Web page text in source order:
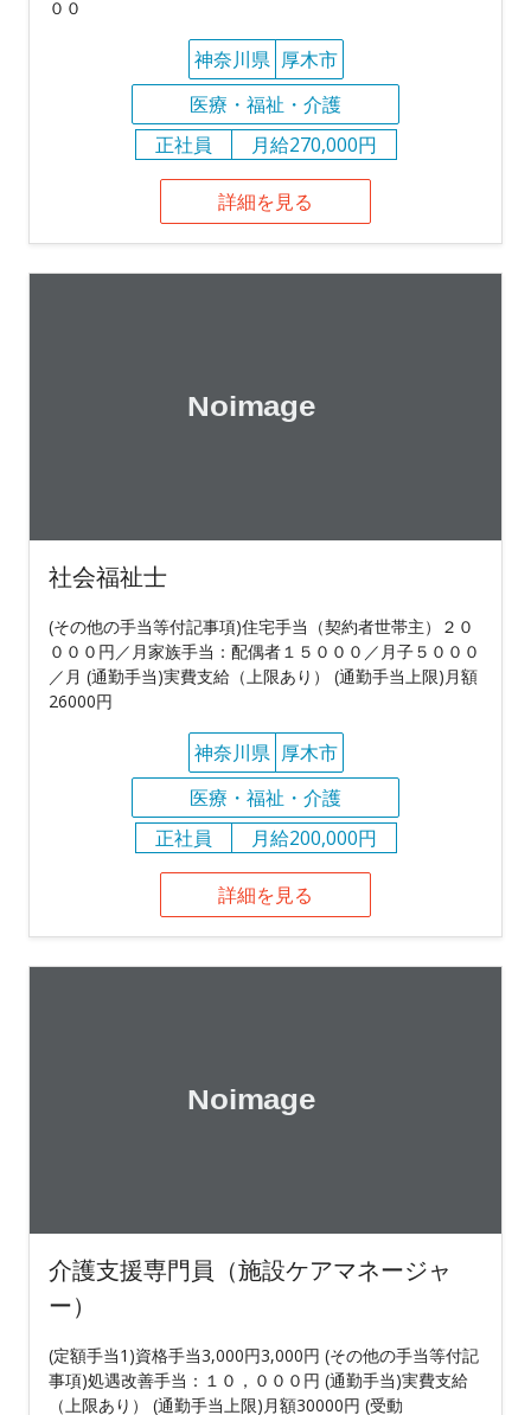
００
神奈川県 厚木市
医療・福祉・介護
正社員
月給270,000円
詳細を見る
社会福祉士
(その他の手当等付記事項)住宅手当（契約者世帯主）２０
０００円／月家族手当：配偶者１５０００／月子５０００
／月 (通勤手当)実費支給（上限あり） (通勤手当上限)月額
26000円
神奈川県 厚木市
医療・福祉・介護
正社員
月給200,000円
詳細を見る
介護支援専門員（施設ケアマネージャ
ー）
(定額手当1)資格手当3,000円3,000円 (その他の手当等付記
事項)処遇改善手当：１０，０００円 (通勤手当)実費支給
（上限あり） (通勤手当上限)月額30000円 (受動